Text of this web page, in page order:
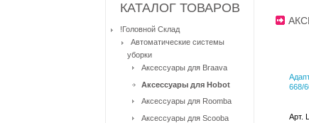
668/
Арт.
КАТАЛОГ ТОВАРОВ
!Головной Склад
Автоматические системы
уборки
Аксессуары для Braava
Аксессуары для Hobot
Аксессуары для Roomba
Аксессуары для Scooba